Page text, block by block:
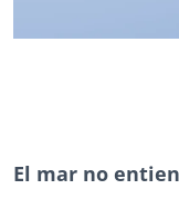
El mar no